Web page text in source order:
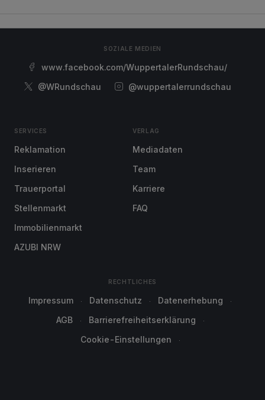
SOZIALE MEDIEN
www.facebook.com/WuppertalerRundschau/
@WRundschau
@wuppertalerrundschau
SERVICES
Reklamation
Inserieren
Trauerportal
Stellenmarkt
Immobilienmarkt
AZUBI NRW
VERLAG
Mediadaten
Team
Karriere
FAQ
RECHTLICHES
Impressum Datenschutz
Datenerhebung
AGB
Barrierefreiheitserklärung
Cookie-Einstellungen